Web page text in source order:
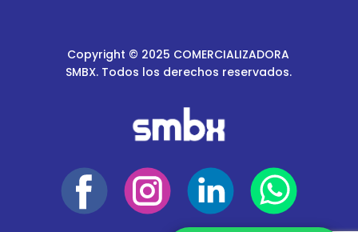
Copyright © 2025 COMERCIALIZADORA
SMBX. Todos los derechos reservados.